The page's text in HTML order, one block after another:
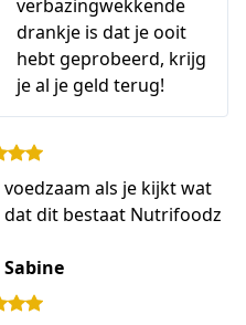
verbazingwekkende
drankje is dat je ooit
hebt geprobeerd, krijg
je al je geld terug!
als je kijkt wat
dit bestaat Nutrifoodz
Sabine